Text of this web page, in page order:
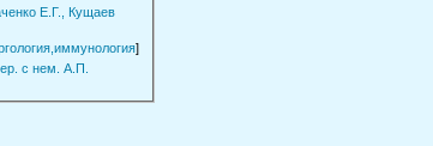
Е.Г., Кущаев
]